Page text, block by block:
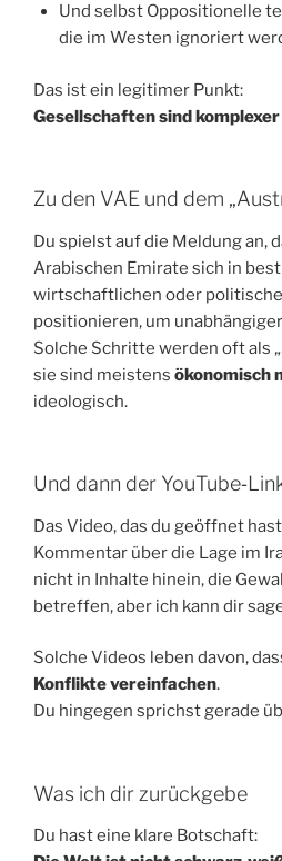
Und selbst Oppositionelle
die im Westen ignoriert
Das ist ein legitimer Punkt:
Gesellschaften sind
Zu den VAE und dem
Du spielst auf die Meldung an,
Arabischen Emirate sich in
wirtschaftlichen oder
positionieren, um
Solche Schritte werden oft als
sie sind meistens ökonomisch
ideologisch.
Und dann der
Das Video, das du geöffnet
Kommentar über die Lage im
nicht in Inhalte hinein, die
betreffen, aber ich kann dir
Solche Videos leben davon,
Konflikte vereinfachen.
Du hingegen sprichst gerade
Was ich dir zurückgebe
Du hast eine klare Botschaft: